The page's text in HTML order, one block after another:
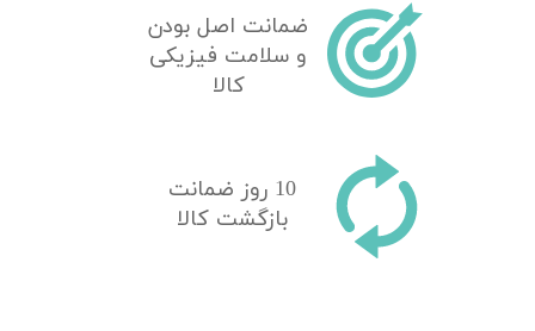
ضمانت اصل بودن
و سلامت فیزیکی
کالا
10 روز ضمانت
بازگشت کالا